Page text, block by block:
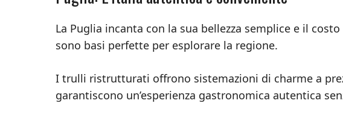
La Puglia incanta con la sua bellezza semplice e il
sono basi perfette per esplorare la regione.
I trulli ristrutturati offrono sistemazioni di charme a
garantiscono un’esperienza gastronomica autentica